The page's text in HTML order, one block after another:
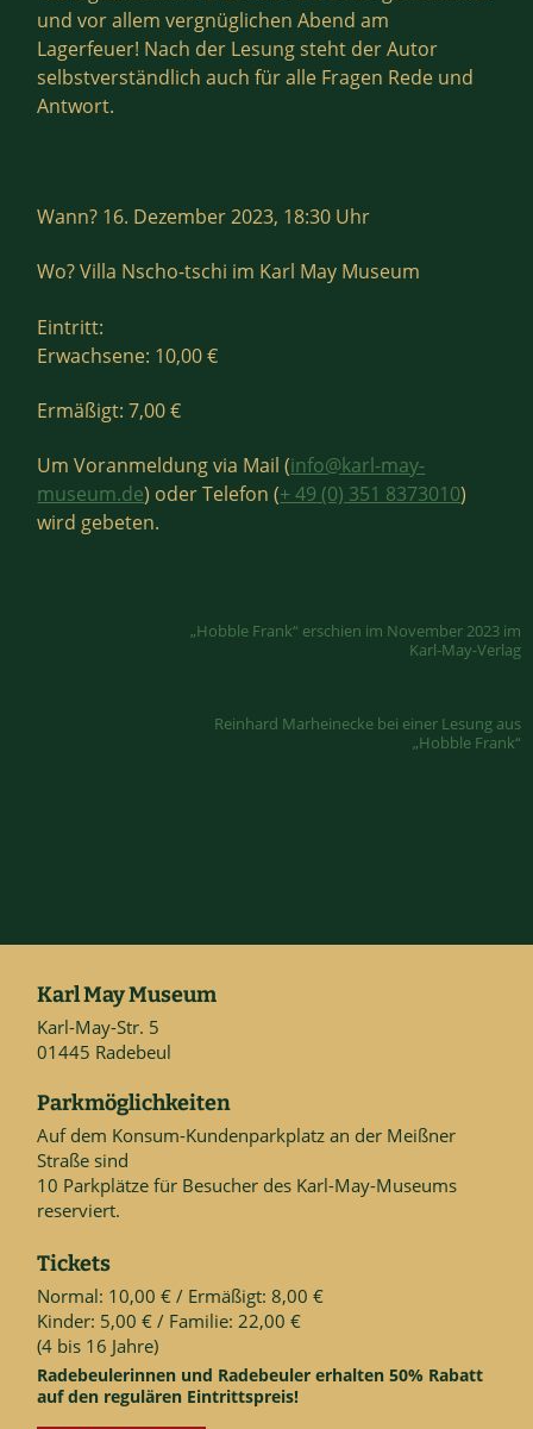
und vor allem vergnüglichen Abend am
Lagerfeuer! Nach der Lesung steht der Autor
selbstverständlich auch für alle Fragen Rede und
Antwort.
Wann? 16. Dezember 2023, 18:30 Uhr
Wo? Villa Nscho-tschi im Karl May Museum
Eintritt:
Erwachsene: 10,00 €
Ermäßigt: 7,00 €
Um Voranmeldung via Mail (info@karl-may-
museum.de) oder Telefon (+ 49 (0) 351 8373010)
wird gebeten.
„Hobble Frank“ erschien im November 2023 im
Karl-May-Verlag
Reinhard Marheinecke bei einer Lesung aus
„Hobble Frank“
Karl May Museum
Karl-May-Str. 5
01445 Radebeul
Parkmöglichkeiten
Auf dem Konsum-Kundenparkplatz an der Meißner
Straße sind
10 Parkplätze für Besucher des Karl-May-Museums
reserviert.
Tickets
Normal: 10,00 € / Ermäßigt: 8,00 €
Kinder: 5,00 € / Familie: 22,00 €
(4 bis 16 Jahre)
Radebeulerinnen und Radebeuler erhalten 50% Rabatt
auf den regulären Eintrittspreis!